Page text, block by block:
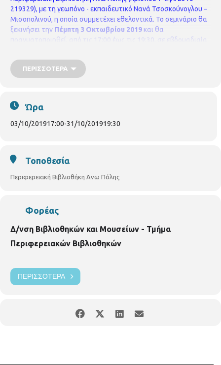
219329), με τη γεωπόνο - εκπαιδευτικό Νανά Τσοσκούνογλου –
Μισοπολινού, η οποία συμμετέχει εθελοντικά. Το σεμινάριο θα
ξεκινήσει την Πέμπτη 3 Οκτωβρίου 2019 και θα
πραγματοποιηθεί, από τις 17:00 έως τις 19:30, σε εβδομαδιαία
προϋποθέτει οικονομική επιβάρυνση,
δεκτές από τις 3 έως τις 24 Σεπτεμβρίου 2019, μόνο με τη
ΠΕΡΙΣΣΌΤΕΡΑ
Ώρα
03/10/201917:00-31/10/201919:30
Τοποθεσία
Περιφερειακή Βιβλιοθήκη Άνω Πόλης
Φορέας
Δ/νση Βιβλιοθηκών και Μουσείων - Τμήμα
Περιφερειακών Βιβλιοθηκών
ΠΕΡΙΣΣΌΤΕΡΑ